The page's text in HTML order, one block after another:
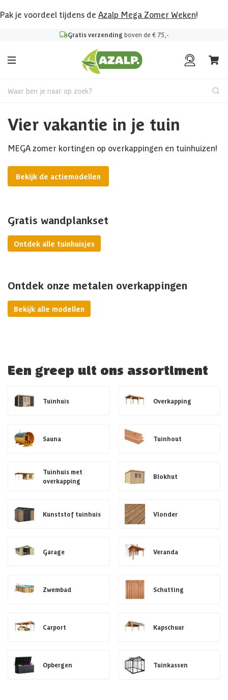
Pak je voordeel tijdens de Azalp Mega Zomer Weken!
Gratis verzending boven de € 75,-
Waar ben je naar op zoek?
Vier vakantie in je tuin
MEGA zomer kortingen op overkappingen en tuinhuizen!
Bekijk de actiemodellen
Gratis wandplankset
Ontdek alle tuinhuisjes
Ontdek onze metalen overkappingen
Bekijk alle modellen
Een greep uit ons assortiment
Tuinhuis Overkapping
Sauna Tuinhout
Tuinhuis met
overkapping
Blokhut
Kunststof tuinhuis Vlonder
Garage Veranda
Zwembad Schutting
Carport Kapschuur
Opbergen Tuinkassen